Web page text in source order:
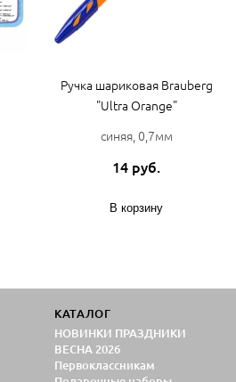
Ручка шариковая Brauberg
"Ultra Orange"
синяя, 0,7мм
14 руб.
В корзину
КАТАЛОГ
НОВИНКИ ПРАЗДНИКИ
ВЕСНА 2026
Первоклассникам